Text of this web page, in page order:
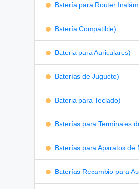
Batería para Router
Batería Compatible)
Bateria para Auriculares)
Baterías de Juguete)
Bateria para Teclado)
Baterías para Terminales
Baterías para Aparatos de
Baterías Recambio para